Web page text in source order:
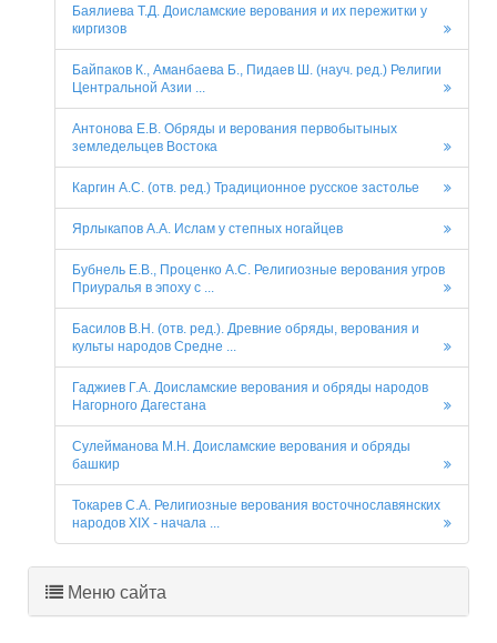
Баялиева Т.Д. Доисламские верования и их пережитки у
киргизов
Байпаков К., Аманбаева Б., Пидаев Ш. (науч. ред.) Религии
Центральной Азии ...
Антонова Е.В. Обряды и верования первобытыных
земледельцев Востока
Каргин А.С. (отв. ред.) Традиционное русское застолье
Ярлыкапов А.А. Ислам у степных ногайцев
Бубнель Е.В., Проценко А.С. Религиозные верования угров
Приуралья в эпоху с ...
Басилов В.Н. (отв. ред.). Древние обряды, верования и
культы народов Средне ...
Гаджиев Г.А. Доисламские верования и обряды народов
Нагорного Дагестана
Сулейманова М.Н. Доисламские верования и обряды
башкир
Токарев С.А. Религиозные верования восточнославянских
народов XIX - начала ...
Меню сайта